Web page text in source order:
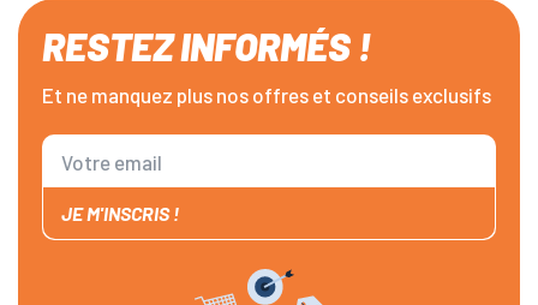
RESTEZ INFORMÉS !
Et ne manquez plus nos offres et conseils exclusifs
JE M'INSCRIS !